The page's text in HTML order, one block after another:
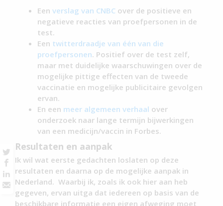
Eenverslag van CNBC over de positieve en
negatieve reacties van proefpersonen in de
test.
Een twitterdraadje van één van die
proefpersonen. Positief over de test zelf,
maar met duidelijke waarschuwingen over de
mogelijke pittige effecten van de tweede
vaccinatie en mogelijke publicitaire gevolgen
ervan.
En een meer algemeen verhaal over
onderzoek naar lange termijn bijwerkingen
van een medicijn/vaccin in Forbes.
Resultaten en aanpak
Ik wil wat eerste gedachten loslaten op deze
resultaten en daarna op de mogelijke aanpak in
Nederland. Waarbij ik, zoals ik ook hier aan heb
gegeven, ervan uitga dat iedereen op basis van de
beschikbare informatie een eigen afweging moet